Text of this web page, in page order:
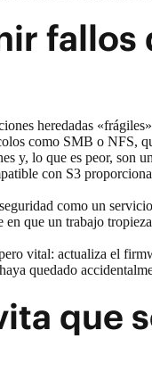
heredadas
como SMB o NFS,
y, lo que es peor, son
con S3
como un
que un trabajo
vital: actualiza el
quedado
que